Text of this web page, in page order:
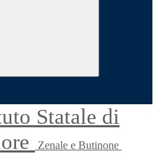
Statale di
Zenale e Butinone